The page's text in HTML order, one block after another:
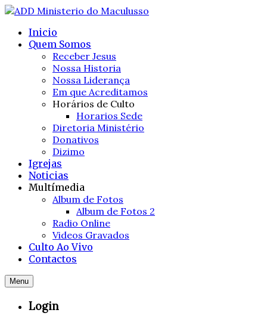
Inicio
Quem Somos
Receber Jesus
Nossa Historia
Nossa Liderança
Em que Acreditamos
Horários de Culto
Horarios Sede
Diretoria Ministério
Donativos
Dizimo
Igrejas
Noticias
Multímedia
Album de Fotos
Album de Fotos 2
Radio Online
Videos Gravados
Culto Ao Vivo
Contactos
Menu
Login